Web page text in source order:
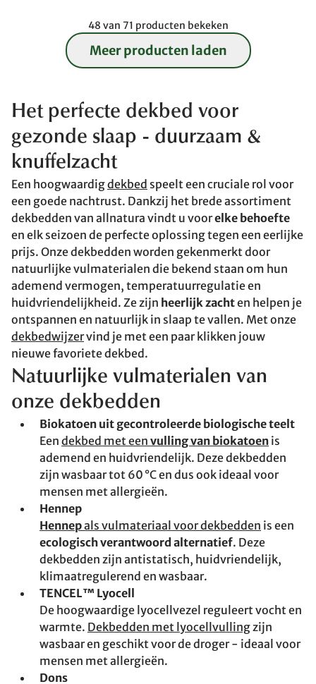
48 van 71 producten bekeken
Meer producten laden
Het perfecte dekbed voor
gezonde slaap - duurzaam &
knuffelzacht
Een hoogwaardigdekbed speelt een cruciale rol voor
een goede nachtrust. Dankzij het brede assortiment
dekbedden van allnatura vindt u voorelke behoefte
en elk seizoen de perfecte oplossing tegen een eerlijke
prijs. Onze dekbedden worden gekenmerkt door
natuurlijke vulmaterialen die bekend staan om hun
ademend vermogen, temperatuurregulatie en
huidvriendelijkheid. Ze zijn heerlijk zachten helpen je
ontspannen en natuurlijk in slaap te vallen. Met onze
dekbedwijzervind je met een paar klikken jouw
nieuwe favoriete dekbed.
Natuurlijke vulmaterialen van
onze dekbedden
Biokatoen uit gecontroleerde biologische teelt
Een dekbed met een vulling van biokatoen is
ademend en huidvriendelijk. Deze dekbedden
zijn wasbaar tot 60 °C en dus ook ideaal voor
mensen met allergieën.
Hennep
Hennepals vulmateriaal voor dekbedden is een
ecologisch verantwoord alternatief. Deze
dekbedden zijn antistatisch, huidvriendelijk,
klimaatregulerend en wasbaar.
TENCEL™ Lyocell
De hoogwaardige lyocellvezel reguleert vocht en
warmte. Dekbedden met lyocellvullingzijn
wasbaar en geschikt voor de droger - ideaal voor
mensen met allergieën.
Dons